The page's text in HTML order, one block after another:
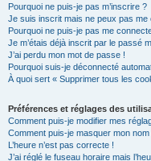
Pourquoi ne puis-je pas m’inscrire ?
Je suis inscrit mais ne peux pas me
Pourquoi ne puis-je pas me
Je m’étais déjà inscrit par le passé
J’ai perdu mon mot de passe !
Pourquoi suis-je déconnecté
À quoi sert « Supprimer tous les
Préférences et réglages des
Comment puis-je modifier mes
Comment puis-je masquer mon
L’heure n’est pas correcte !
J’ai réglé le fuseau horaire mais